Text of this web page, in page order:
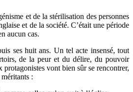
et de la stérilisation des personnes
et de la société. C’était une période
aucun cas.
ses huit ans. Un tel acte insensé, tout
de la peur et du délire, du pouvoir
vont bien sûr se rencontrer,
: